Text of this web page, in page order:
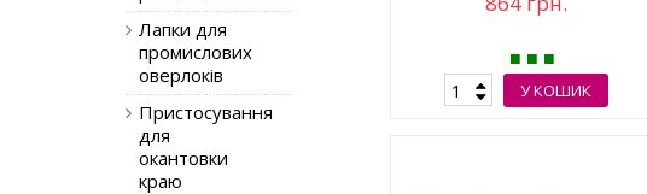
У КОШИК
Лапки для
промислових
оверлоків
Пристосування
для
окантовки
краю